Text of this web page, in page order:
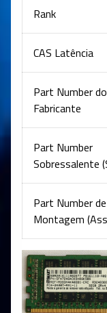
Rank
CAS Latência
Part Number do
Fabricante
Part Number
Sobressalente
Part Number de
Montagem